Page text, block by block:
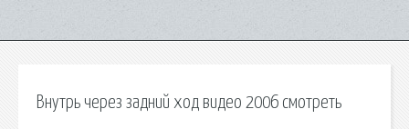
Внутрь через задний ход видео 2006 смотреть